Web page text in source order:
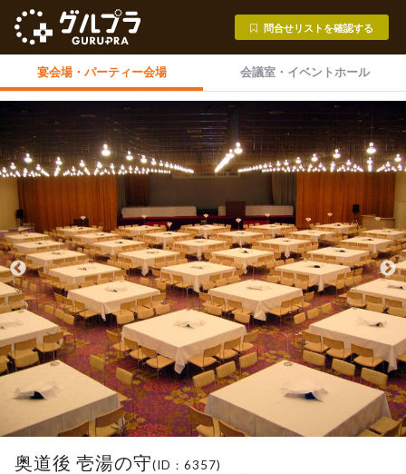
問合せリストを確認する
宴会場・ パーティー会場 会議室・ イベントホール
奥道後 壱湯の守(ID：6357)